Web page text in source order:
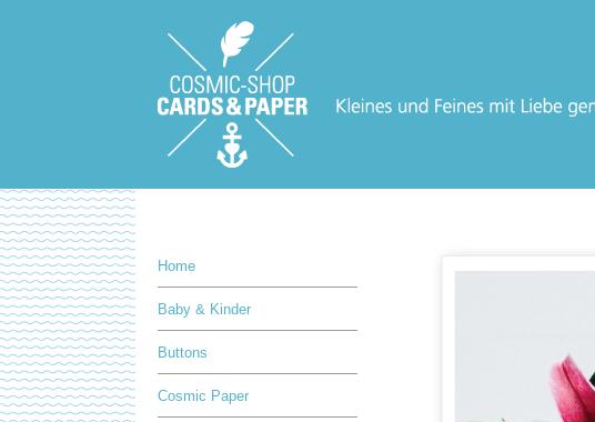
Home
Baby & Kinder
Buttons
Cosmic Paper